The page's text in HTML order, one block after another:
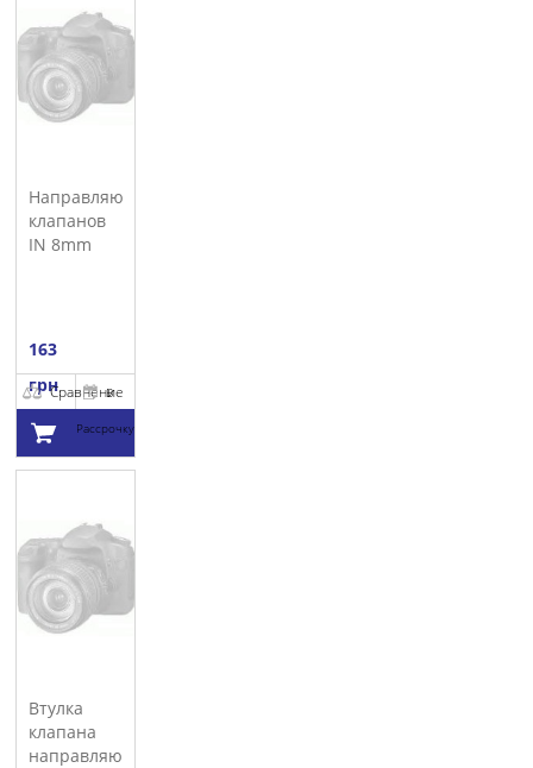
корзину
Направляющая
клапанов
IN 8mm
163
грнСравнение
В
Рассрочку
корзину
Втулка
клапана
направляющая